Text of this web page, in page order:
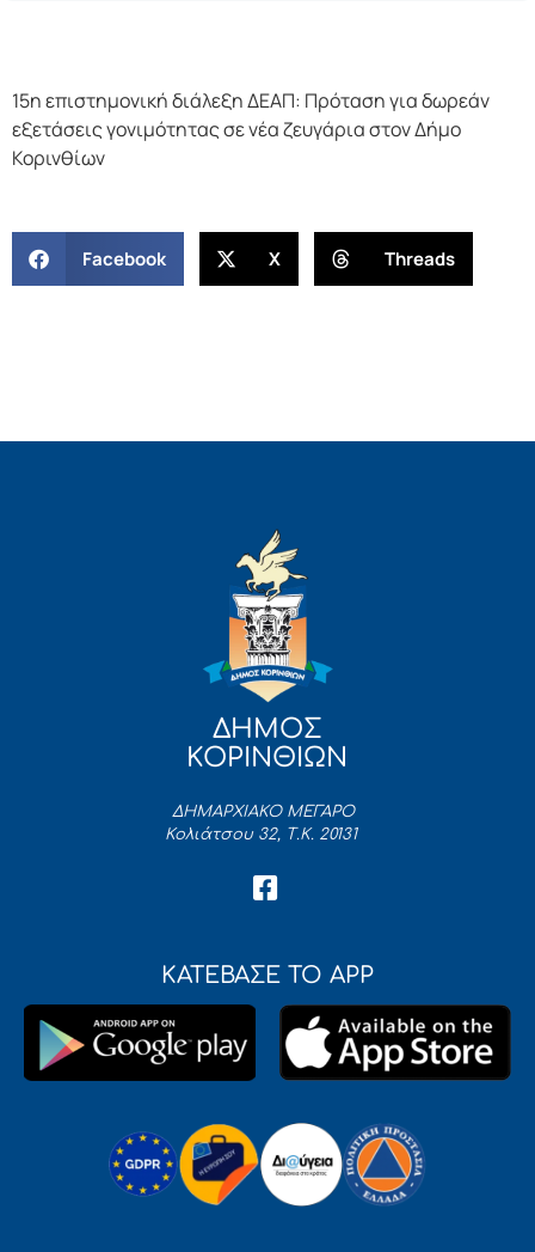
15η επιστημονική διάλεξη ΔΕΑΠ: Πρόταση για δωρεάν
εξετάσεις γονιμότητας σε νέα ζευγάρια στον Δήμο
Κορινθίων
Facebook X Threads
ΔΗΜΟΣ
ΚΟΡΙΝΘΙΩΝ
ΔΗΜΑΡΧΙΑΚΟ ΜΕΓΑΡΟ
Κολιάτσου 32, Τ.Κ. 20131
ΚΑΤΕΒΑΣΕ ΤΟ APP